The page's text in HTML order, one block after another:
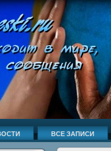
ВСЕ ЗАПИСИ